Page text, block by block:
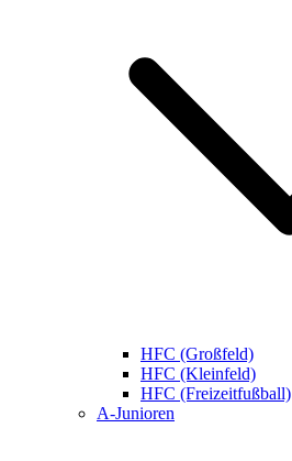
HFC (Großfeld)
HFC (Kleinfeld)
HFC (Freizeitfußball)
A-Junioren